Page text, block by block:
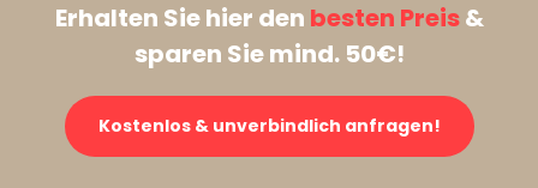
Erhalten Sie hier den besten Preis&
sparen Sie mind. 50€!
Kostenlos & unverbindlich anfragen!